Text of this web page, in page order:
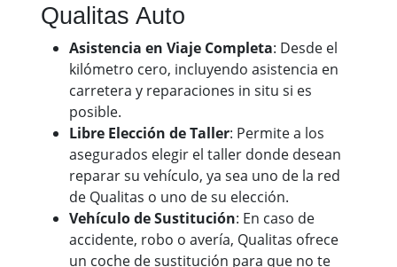
Qualitas Auto
Asistencia en Viaje Completa: Desde el
kilómetro cero, incluyendo asistencia en
carretera y reparaciones in situ si es
posible.
Libre Elección de Taller: Permite a los
asegurados elegir el taller donde desean
reparar su vehículo, ya sea uno de la red
de Qualitas o uno de su elección.
Vehículo de Sustitución: En caso de
accidente, robo o avería, Qualitas ofrece
un coche de sustitución para que no te